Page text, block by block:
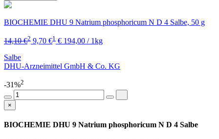
BIOCHEMIE DHU 9 Natrium phosphoricum N D 4 Salbe, 50 g
14,10 €2 9,70 €1 € 194,00 / 1kg
Salbe
DHU-Arzneimittel GmbH & Co. KG
-31%2
×
BIOCHEMIE DHU 9 Natrium phosphoricum N D 4 Salbe